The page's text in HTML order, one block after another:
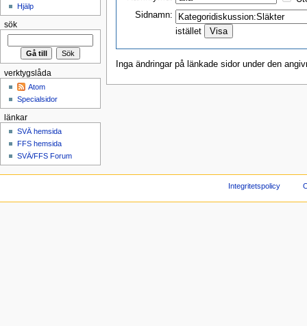
Sidnamn:
istället
Inga ändringar på länkade sidor under den
Hjälp
sök
verktygslåda
Atom
Specialsidor
länkar
SVÄ hemsida
FFS hemsida
SVÄ/FFS Forum
Integritetspolicy